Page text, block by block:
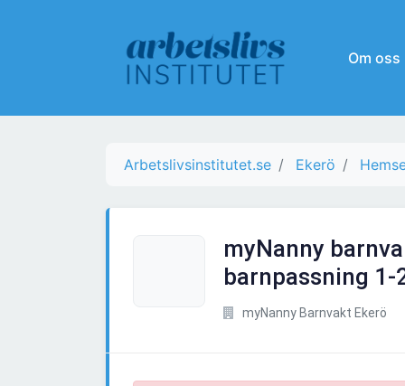
Om oss
Arbetslivsinstitutet.se Ekerö
myNanny
barnpassning
myNanny Barnvakt Ekerö